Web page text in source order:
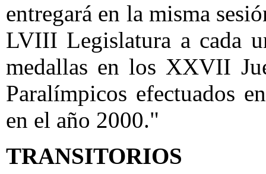
entregará en la misma
LVIII Legislatura a cada
medallas en los XXVII
Paralímpicos efectuados
en el año 2000."
TRANSITORIOS